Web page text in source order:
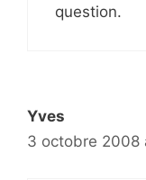
question.
Yves
3 octobre 2008